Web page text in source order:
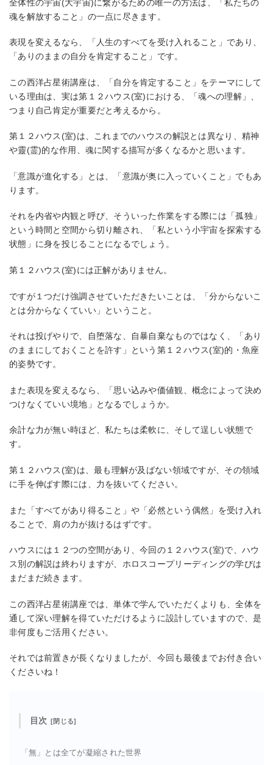
全体性の宇宙(大宇宙)に繋がるための唯一の方法は、「私たちの
魂を解放すること」の一点に尽きます。
表現を変えるなら、「人生のすべてを受け入れること」であり、
「ありのままの自分を肯定すること」です。
この西洋占星術講座は、「自分を肯定すること」をテーマにして
いる理由は、実は第１２ハウス(室)における、「魂への理解」、
つまり自己肯定が重要だと考えるから。
第１２ハウス(室)は、これまでのハウスの解説とは異なり、精神
や靈(霊)的な作用、魂に関する描写が多くなるかと思います。
「意識が進化する」とは、「意識が奥に入っていくこと」でもあ
ります。
それを内省や内観と呼び、そういった作業をする際には「孤独」
という時間と空間から切り離され、「私という小宇宙を探索する
状態」に身を投じることになるでしょう。
第１２ハウス(室)には正解がありません。
ですが１つだけ強調させていただきたいことは、「分からないこ
とは分からなくていい」ということ。
それは投げやりで、自堕落な、自暴自棄なものではなく、「あり
のままにしておくことを許す」という第１２ハウス(室)的・魚座
的姿勢です。
また表現を変えるなら、「思い込みや価値観、概念によって決め
つけなくていい境地」となるでしょうか。
余計な力が無い時ほど、私たちは柔軟に、そして逞しい状態で
す。
第１２ハウス(室)は、最も理解が及ばない領域ですが、その領域
に手を伸ばす際には、力を抜いてください。
また「すべてがあり得ること」や「必然という偶然」を受け入れ
ることで、肩の力が抜けるはずです。
ハウスには１２つの空間があり、今回の１２ハウス(室)で、ハウ
ス別の解説は終わりますが、ホロスコープリーディングの学びは
まだまだ続きます。
この西洋占星術講座では、単体で学んでいただくよりも、全体を
通して深い理解を得ていただけるように設計していますので、是
非何度もご活用ください。
それでは前置きが長くなりましたが、今回も最後までお付き合い
くださいね！
目次
「無」とは全てが凝縮された世界